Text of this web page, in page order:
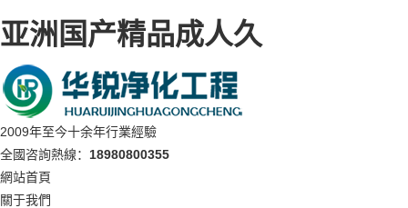
亚洲国产精品成人久
2009年至今十余年行業經驗
全國咨詢熱線： 18980800355
網站首頁
關于我們